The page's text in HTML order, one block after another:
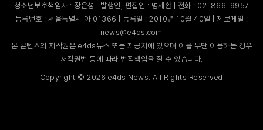
청소년보호책임자 : 장은성 | 발행인, 편집인 : 명세환 | 전화 : 02-866-9957
등록번호 : 서울특별시 아 01366 | 등록일 : 2010년 10월 40일 | 제보메일 :
news@e4ds.com
본 콘텐츠의 저작권은 e4ds뉴스 또는 제공처에 있으며 이를 무단 이용하는 경우
저작권법 등에 따라 법적책임을 질 수 있습니다.
Copyright ©2026 e4ds News. All Rights Reserved